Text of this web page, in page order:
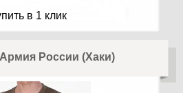
в 1 клик
России (Хаки)